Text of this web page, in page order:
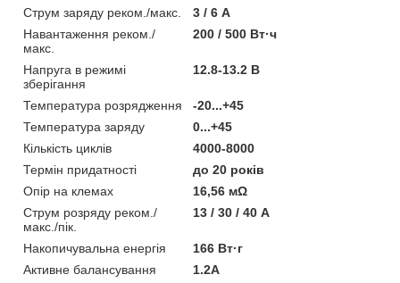
Струм заряду реком./макс.
3 / 6 А
Навантаження реком./
макс.
200 / 500 Вт·ч
Напруга в режимі
зберігання
12.8-13.2 В
Температура розрядження
-20...+45
Температура заряду
0...+45
Кількість циклів
4000-8000
Термін придатності
до 20 років
Опір на клемах
16,56 мΩ
Струм розряду реком./
макс./пік.
13 / 30 / 40 А
Накопичувальна енергія
166 Вт·г
Активне балансування
1.2А